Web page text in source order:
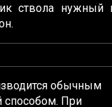
ствола нужный
обычным
При